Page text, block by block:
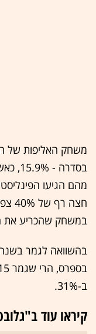
משחק האליפות של
מהם הגיעו
במשחק שהכריע את
בהשוואה לגמר בשנה
ב-31%.
קיראו עוד